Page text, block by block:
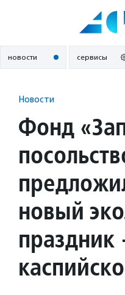
новости сервисы
Новости
Фонд
новый